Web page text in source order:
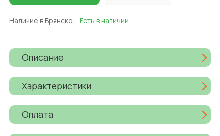
Наличие в Брянске: Есть в наличии
Описание
Характеристики
Оплата